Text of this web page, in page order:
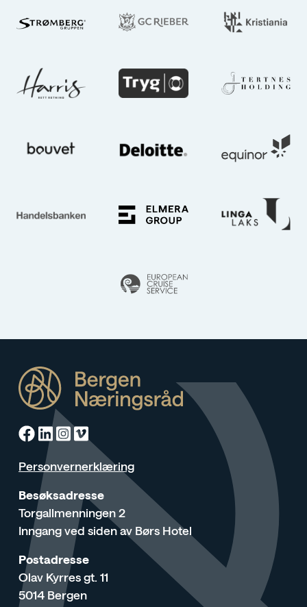
Facebook
Linkedin
Instagram
Vimeo
Personvernerklæring
Besøksadresse
Torgallmenningen 2
Inngang ved siden av Børs Hotel
Postadresse
Olav Kyrres gt. 11
5014 Bergen